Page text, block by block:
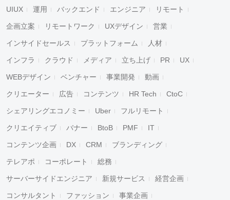
UIUX 運用 バックエンド エンジニア リモート
企画立案 リモートワーク UXデザイン 営業
インサイドセールス プラットフォーム 人材
インフラ クラウド メディア 立ち上げ PR UX
WEBデザイン ベンチャー 事業開発 動画
クリエーター 広告 コンテンツ HR Tech CtoC
シェアリングエコノミー Uber フルリモート
クリエイティブ バナー BtoB PMF IT
コンテンツ企画 DX CRM ブランディング
テレアポ コーポレート 総務
サーバーサイドエンジニア 新規サービス 経営企画
コンサルタント ファッション 事業企画